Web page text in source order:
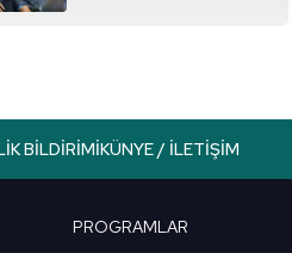
sınırlı olarak açık rızanız
hazırlanmış Aydınlatma
BILDIRIMIKÜNYE / İLETIŞIM
PROGRAMLAR